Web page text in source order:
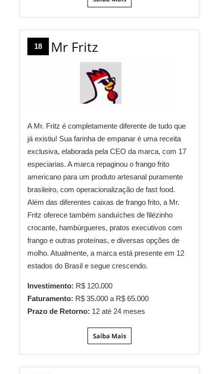
18 Mr Fritz
A Mr. Fritz é completamente diferente de tudo que
já existiu! Sua farinha de empanar é uma receita
exclusiva, elaborada pela CEO da marca, com 17
especiarias. A marca repaginou o frango frito
americano para um produto artesanal puramente
brasileiro, com operacionalização de fast food.
Além das diferentes caixas de frango frito, a Mr.
Fritz oferece também sanduíches de filézinho
crocante, hambúrgueres, pratos executivos com
frango e outras proteínas, e diversas opções de
molho. Atualmente, a marca está presente em 12
estados do Brasil e segue crescendo.
Investimento: R$ 120.000
Faturamento: R$ 35.000 a R$ 65.000
Prazo de Retorno: 12 até 24 meses
Saiba Mais